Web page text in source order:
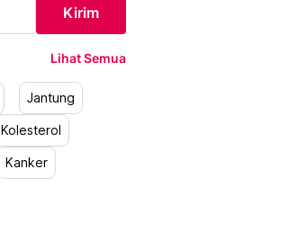
Kirim
Lihat Semua
Jantung
Kolesterol
Kanker